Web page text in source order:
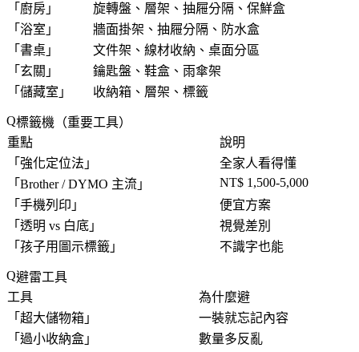
「 廚房 」
旋轉盤、層架、抽屜分隔、保鮮盒
「 浴室 」
牆面掛架、抽屜分隔、防水盒
「 書桌 」
文件架、線材收納、桌面分區
「 玄關 」
鑰匙盤、鞋盒、雨傘架
「 儲藏室 」 收納箱、層架、標籤
標籤機（重要工具）
重點
說明
「 強化定位法 」
全家人看得懂
「 Brother / DYMO 主流 」
NT$ 1,500-5,000
「 手機列印 」
便宜方案
「 透明 vs 白底 」
視覺差別
「 孩子用圖示標籤 」 不識字也能
避雷工具
工具
為什麼避
「 超大儲物箱 」
一裝就忘記內容
「 過小收納盒 」
數量多反亂